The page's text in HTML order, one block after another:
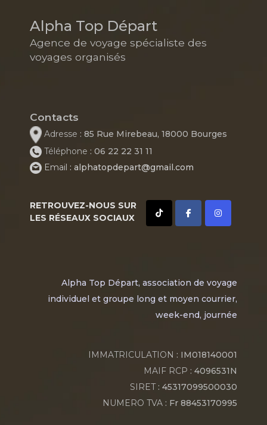
Alpha Top Départ
Agence de voyage spécialiste des
voyages organisés
Contacts
Adresse : 85 Rue Mirebeau, 18000 Bourges
Téléphone : 06 22 22 31 11
Email : alphatopdepart@gmail.com
RETROUVEZ-NOUS SUR
LES RÉSEAUX SOCIAUX
Alpha Top Départ, association de voyage
individuel et groupe long et moyen courrier,
week-end, journée
IMMATRICULATION : IM018140001
MAIF RCP : 4096531N
SIRET: 45317099500030
NUMERO TVA : Fr 88453170995